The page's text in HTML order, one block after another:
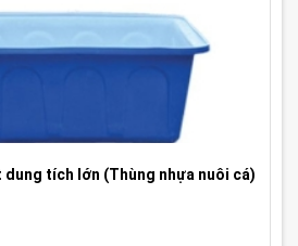
dung tích lớn (Thùng nhựa nuôi cá)